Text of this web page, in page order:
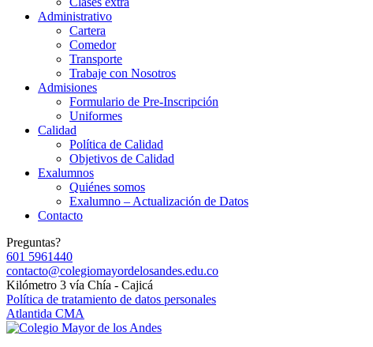
Administrativo
Cartera
Comedor
Transporte
Trabaje con Nosotros
Admisiones
Formulario de Pre-Inscripción
Uniformes
Calidad
Política de Calidad
Objetivos de Calidad
Exalumnos
Quiénes somos
Exalumno – Actualización de Datos
Contacto
Preguntas?
601 5961440
contacto@colegiomayordelosandes.edu.co
Kilómetro 3 vía Chía - Cajicá
Política de tratamiento de datos personales
Atlantida CMA